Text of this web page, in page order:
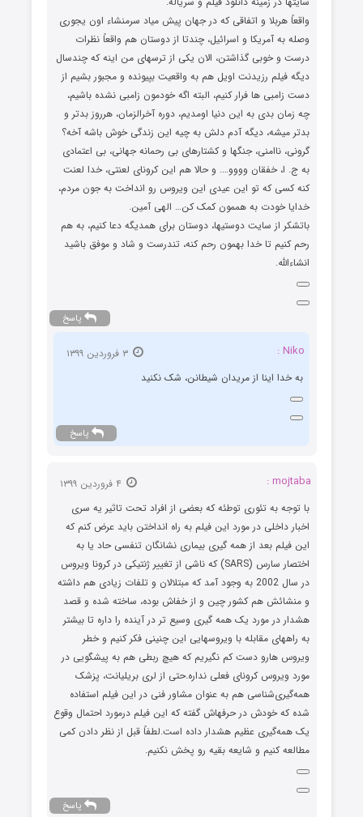
واقعاً هربلا و اتفاقی که در جهان پیش میاد سرمنشاء اون یجوری
وصله به آمریکا و اسرائیل، چندتا از دوستان هم واقعاً نظرات
درست و خوبی گذاشتن، الان یکی از ترسهای من اینه که چندسال
دیگه فیلم رزیدنت اویل هم به واقعیت بپیونده و مجبور بشیم از
دست زامبی ها فرار کنیم، البته اگه خودمون زامبی نشده باشیم،
چه زمان بدی به این دنیا اومدیم، دوره آخرالزمان، هرروز بدتر و
بدتر میشه، دیگه آدم دلش به چیه این زندگی خوش باشه آخه؟
گرونی، ناامنی، جنگها و کشتارهای بی رحمانه جهانی، بی اعتمادی
به ج. ا، خفقان وووو…. و حالا هم این کرونای لعنتی، خدا لعنت
کنه کسی که تو این عیدی این ویروس رو انداخت به جون مردم،
خدایا خودت به هممون کمک کن… الهی آمین.
باتشکر از سایت دوستیها، دوستان برای همدیگه دعا کنیم، به هم
رحم کنیم تا خدا بهمون رحم کنه، تندرست و شاد و موفق باشید
انشاءالله.
پاسخ
Niko :
به خدا اینا از مریدان شیطانن، شک نکنید
پاسخ
mojtaba :
با توجه به تئوری توطئه که بعضی از افراد تحت تاثیر یه سری
اخبار داخلی در مورد این فیلم به راه انداختن باید عرض کنم که
این فیلم بعد از همه گیری بیماری نشانگان تنفسی حاد یا به
اختصار سارس (SARS) که ناشی از تغییر ژنتیکی در کرونا ویروس
در سال 2002 به وجود آمد که مبتلالان و تلفات زیادی هم داشته
و منشائش هم کشور چین و از خفاش بوده، ساخته شده و قصد
هشدار در مورد یک همه گیری وسیع تر در آینده را داره تا بیشتر
به راههای مقابله با ویروسهایی این چنینی فکر کنیم و خطر
ویروس هارو دست کم نگیریم که هیچ ربطی هم به پیشگویی در
مورد ویروس کرونای فعلی نداره.حتی از لری بریلیانت، پزشک
همه‌‌گیری‌‌شناسی هم به عنوان مشاور فنی در این فیلم استفاده
شده که خودش در حرفهاش گفته که این فیلم درمورد احتمال وقوع
یک همه‌گیری عظیم هشدار داده است.لطفاً قبل از نظر دادن کمی
مطالعه کنیم و شایعه بقیه رو پخش نکنیم.
پاسخ